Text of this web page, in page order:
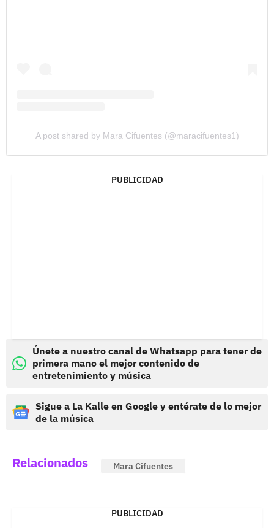
A post shared by Mara Cifuentes (@maracifuentes1)
PUBLICIDAD
Únete a nuestro canal de Whatsapp para tener de
primera mano el mejor contenido de
entretenimiento y música
Sigue a La Kalle en Google y entérate de lo mejor
de la música
Relacionados Mara Cifuentes
PUBLICIDAD